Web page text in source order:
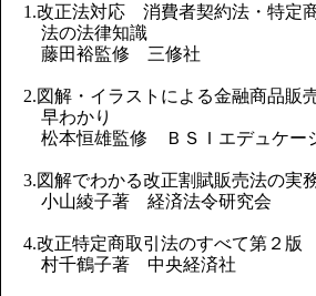
1.改正法対応 消費者契約法・特定
法の法律知識
藤田裕監修 三修社
2.図解・イラストによる金融商品販
早わかり
松本恒雄監修 ＢＳＩエデュケー
3.図解でわかる改正割賦販売法の実
小山綾子著 経済法令研究会
4.改正特定商取引法のすべて第２版
村千鶴子著 中央経済社